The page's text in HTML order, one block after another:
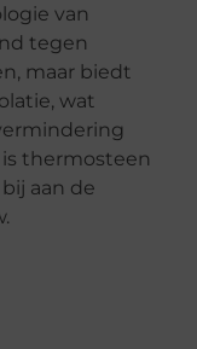
van
tegen
maar biedt
wat
thermosteen
aan de